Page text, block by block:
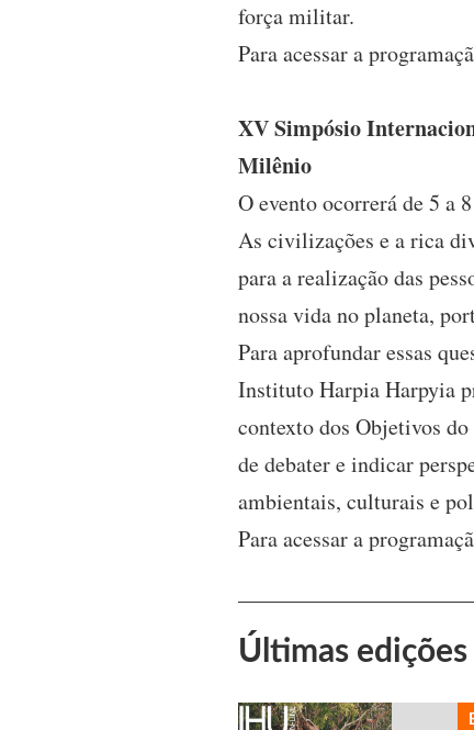
força militar.
Para acessar a
XV Simpósio
Milênio
O evento ocorrerá de 5 a
As civilizações e a rica
para a realização das
nossa vida no planeta,
Para aprofundar essas
Instituto Harpia Harpyia
contexto dos Objetivos
de debater e indicar
ambientais, culturais e
Para acessar a
Últimas edições